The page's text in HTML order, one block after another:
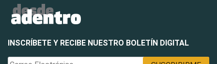
INSCRÍBETE Y RECIBE NUESTRO BOLETÍN DIGITAL